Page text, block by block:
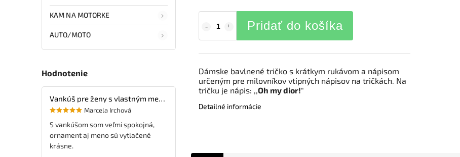
KAM NA MOTORKE
AUTO/MOTO
Hodnotenie
Marcela Irchová
S vankúšom som veľmi spokojná,
ornament aj meno sú vytlačené
krásne.
Pridať do košíka
Dámske bavlnené tričko s krátkym rukávom a nápisom
určeným pre milovníkov vtipných nápisov na tričkách. Na
tričku je nápis: ,, Oh my dior!"
Detailné informácie